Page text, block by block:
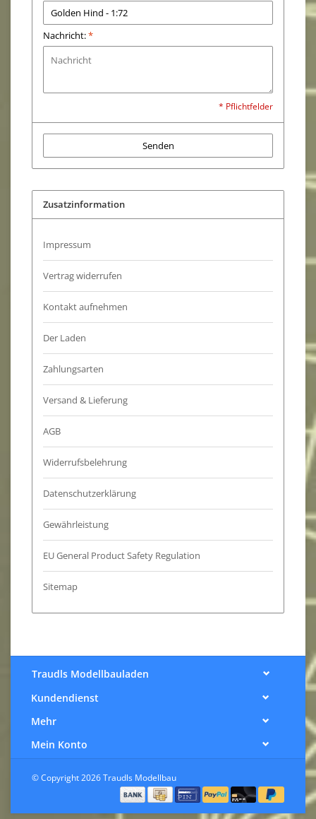
Nachricht:*
* Pflichtfelder
Senden
Zusatzinformation
Impressum
Vertrag widerrufen
Kontakt aufnehmen
Der Laden
Zahlungsarten
Versand & Lieferung
AGB
Widerrufsbelehrung
Datenschutzerklärung
Gewährleistung
EU General Product Safety Regulation
Sitemap
Traudls Modellbauladen
Kundendienst
Mehr
Mein Konto
© Copyright 2026 Traudls Modellbau